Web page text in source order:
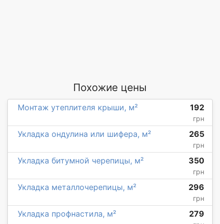
Похожие цены
Монтаж утеплителя крыши, м² 192
грн
Укладка ондулина или шифера, м² 265
грн
Укладка битумной черепицы, м² 350
грн
Укладка металлочерепицы, м² 296
грн
Укладка профнастила, м² 279